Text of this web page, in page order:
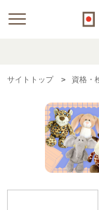
サイトトップ 資格・